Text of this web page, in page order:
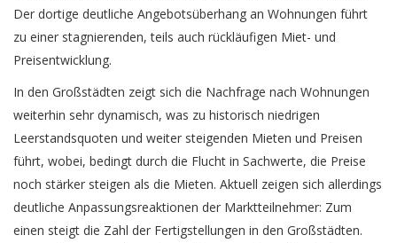
Der dortige deutliche Angebotsüberhang an Wohnungen führt
zu einer stagnierenden, teils auch rückläufigen Miet- und
Preisentwicklung.
In den Großstädten zeigt sich die Nachfrage nach Wohnungen
weiterhin sehr dynamisch, was zu historisch niedrigen
Leerstandsquoten und weiter steigenden Mieten und Preisen
führt, wobei, bedingt durch die Flucht in Sachwerte, die Preise
noch stärker steigen als die Mieten. Aktuell zeigen sich allerdings
deutliche Anpassungsreaktionen der Marktteilnehmer: Zum
einen steigt die Zahl der Fertigstellungen in den Großstädten.